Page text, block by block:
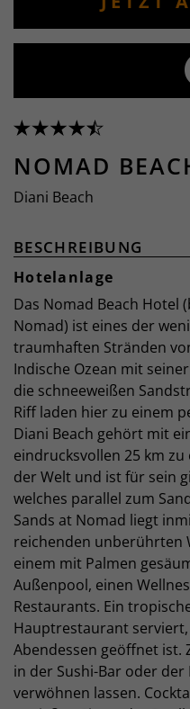
NOMAD
Diani Beach
BESCHREIBUNG
Hotelanlage
Das Nomad Beach Hotel
Nomad) ist eines der
traumhaften Stränden
Indische Ozean mit
die schneeweißen
Riff laden hier zu einem
Diani Beach gehört mit
eindrucksvollen 25 km
der Welt und ist für sein
welches parallel zum
Sands at Nomad liegt
reichenden unberührten
einem mit Palmen
Außenpool, einen
Restaurants. Ein
Hauptrestaurant
Abendessen geöffnet ist.
in der Sushi-Bar oder
verwöhnen lassen.